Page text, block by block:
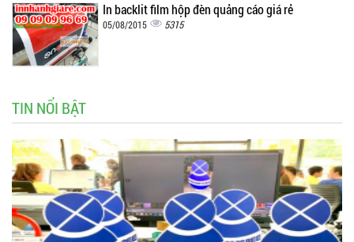
In backlit film hộp đèn quảng cáo giá rẻ
05/08/2015 5315
TIN NỔI BẬT